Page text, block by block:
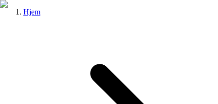
Hjem